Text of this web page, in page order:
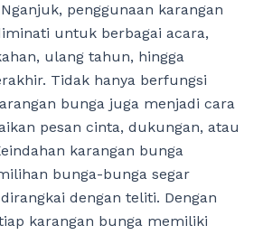
penggunaan karangan
untuk berbagai acara,
ulang tahun, hingga
Tidak hanya berfungsi
bunga juga menjadi cara
pesan cinta, dukungan, atau
karangan bunga
bunga-bunga segar
dengan teliti. Dengan
karangan bunga memiliki